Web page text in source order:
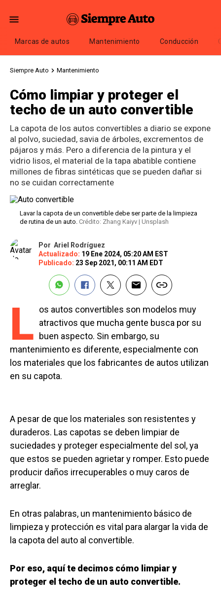
Marcas de autos Mantenimiento Conducción
Siempre Auto Mantenimiento
Cómo limpiar y proteger el
techo de un auto convertible
La capota de los autos convertibles a diario se expone
al polvo, suciedad, savia de árboles, excrementos de
pájaros y más. Pero a diferencia de la pintura y el
vidrio lisos, el material de la tapa abatible contiene
millones de fibras sintéticas que se pueden dañar si
no se cuidan correctamente
Lavar la capota de un convertible debe ser parte de la limpieza
de rutina de un auto. Crédito: Zhang Kaiyv | Unsplash
Por Ariel Rodríguez
Actualizado: 19 Ene 2024, 05:20 AM EST
Publicado: 23 Sep 2021, 00:11 AM EDT
L os autos convertibles son modelos muy
atractivos que mucha gente busca por su
buen aspecto. Sin embargo, su
mantenimiento es diferente, especialmente con
los materiales que los fabricantes de autos utilizan
en su capota.
A pesar de que los materiales son resistentes y
duraderos. Las capotas se deben limpiar de
suciedades y proteger especialmente del sol, ya
que estos se pueden agrietar y romper. Esto puede
producir daños irrecuperables o muy caros de
arreglar.
En otras palabras, un mantenimiento básico de
limpieza y protección es vital para alargar la vida de
la capota del auto al convertible.
Por eso, aquí te decimos cómo limpiar y
proteger el techo de un auto convertible.